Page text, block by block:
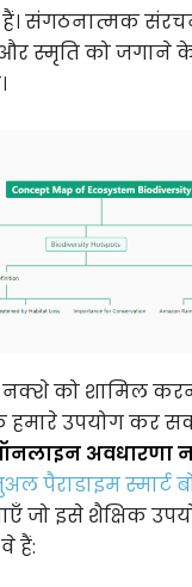
संगठनात्मक
स्मृति को जगाने
को शामिल
हमारे उपयोग कर
अवधारणा
पैराडाइम स्मार्ट
जो इसे शैक्षिक
हैं: